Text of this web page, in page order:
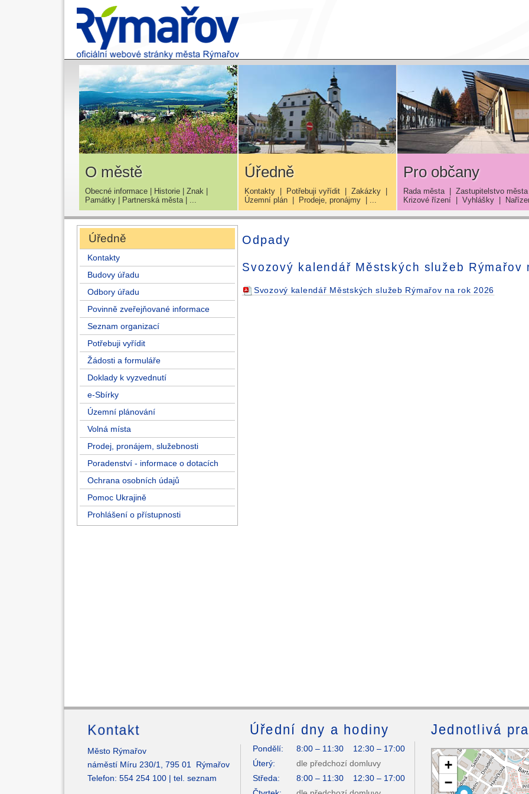
O městě
Obecné informace | Historie | Znak |
Památky | Partnerská města | ...
Úředně
Kontakty| Potřebuji vyřídit| Zakázky|
Územní plán| Prodeje, pronájmy| ...
Pro občany
Rada města | Zastupitelstvo města
Krizové řízení | Vyhlášky |
Úředně
Kontakty
Budovy úřadu
Odbory úřadu
Povinně zveřejňované informace
Seznam organizací
Potřebuji vyřídit
Žádosti a formuláře
Doklady k vyzvednutí
e-Sbírky
Územní plánování
Volná místa
Prodej, pronájem, služebnosti
Poradenství - informace o dotacích
Ochrana osobních údajů
Pomoc Ukrajině
Prohlášení o přístupnosti
Odpady
Svozový kalendář Městských služeb Rýmařov
Svozový kalendář Městských služeb Rýmařov na rok 2026
Kontakt
Město Rýmařov
náměstí Míru 230/1, 795 01 Rýmařov
Telefon: 554 254 100 | tel. seznam
Úřední dny a hodiny
Pondělí:
8:00 – 11:30 12:30 – 17:00
Úterý:
dle předchozí domluvy
Středa:
8:00 – 11:30 12:30 – 17:00
Jednotlivá
+
−